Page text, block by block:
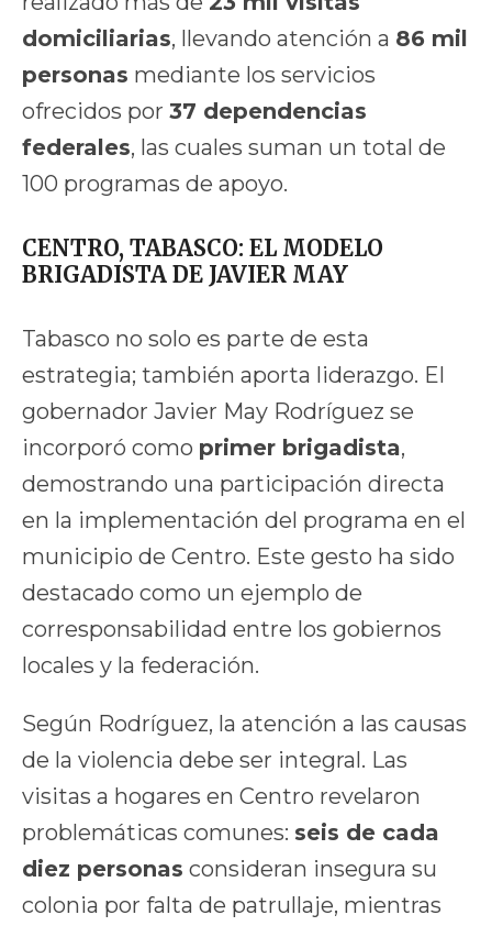
domiciliarias, llevando atención a 86 mil
personas mediante los servicios
ofrecidos por 37 dependencias
federales, las cuales suman un total de
100 programas de apoyo.
CENTRO, TABASCO: EL MODELO
BRIGADISTA DE JAVIER MAY
Tabasco no solo es parte de esta
estrategia; también aporta liderazgo. El
gobernador Javier May Rodríguez se
incorporó como primer brigadista,
demostrando una participación directa
en la implementación del programa en el
municipio de Centro. Este gesto ha sido
destacado como un ejemplo de
corresponsabilidad entre los gobiernos
locales y la federación.
Según Rodríguez, la atención a las causas
de la violencia debe ser integral. Las
visitas a hogares en Centro revelaron
problemáticas comunes: seis de cada
diez personas consideran insegura su
colonia por falta de patrullaje, mientras